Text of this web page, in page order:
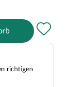
richtigen